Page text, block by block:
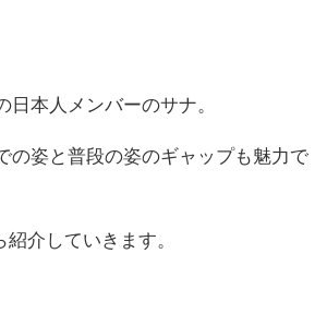
日本人メンバーのサナ。
の姿と普段の姿のギャップも魅力で
介していきます。